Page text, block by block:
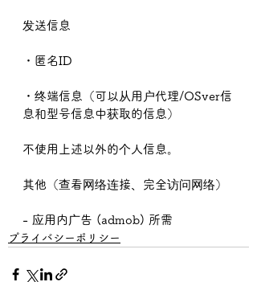
发送信息
・匿名ID
・终端信息（可以从用户代理/OSver信
息和型号信息中获取的信息）
不使用上述以外的个人信息。
其他（查看网络连接、完全访问网络）
- 应用内广告 (admob) 所需
プライバシーポリシー